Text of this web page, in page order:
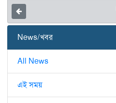
News/খবর
All News
এই সময়